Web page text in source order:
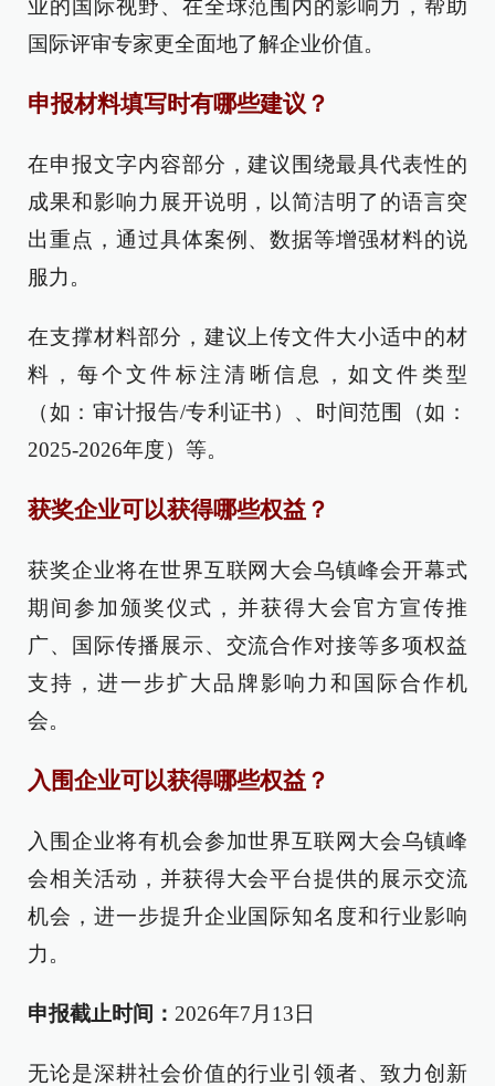
业的国际视野、在全球范围内的影响力，帮助
国际评审专家更全面地了解企业价值。
申报材料填写时有哪些建议？
在申报文字内容部分，建议围绕最具代表性的
成果和影响力展开说明，以简洁明了的语言突
出重点，通过具体案例、数据等增强材料的说
服力。
在支撑材料部分，建议上传文件大小适中的材
料，每个文件标注清晰信息，如文件类型
（如：审计报告/专利证书）、时间范围（如：
2025-2026年度）等。
获奖企业可以获得哪些权益？
获奖企业将在世界互联网大会乌镇峰会开幕式
期间参加颁奖仪式，并获得大会官方宣传推
广、国际传播展示、交流合作对接等多项权益
支持，进一步扩大品牌影响力和国际合作机
会。
入围企业可以获得哪些权益？
入围企业将有机会参加世界互联网大会乌镇峰
会相关活动，并获得大会平台提供的展示交流
机会，进一步提升企业国际知名度和行业影响
力。
申报截止时间： 2026年7月13日
无论是深耕社会价值的行业引领者、致力创新